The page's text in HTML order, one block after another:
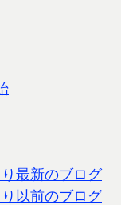
最新のブログ
以前のブログ